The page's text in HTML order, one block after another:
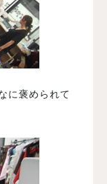
に褒められて